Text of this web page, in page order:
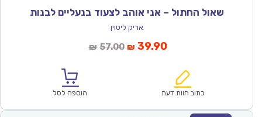
שאול החתול – אני אוהב לצעוד בנעליים לבנות
אריק ליטוין
₪ 57.00המחיר
₪57.00.
₪ 39.90המחיר
הוא:
כתוב חוות דעת הוספה לסל